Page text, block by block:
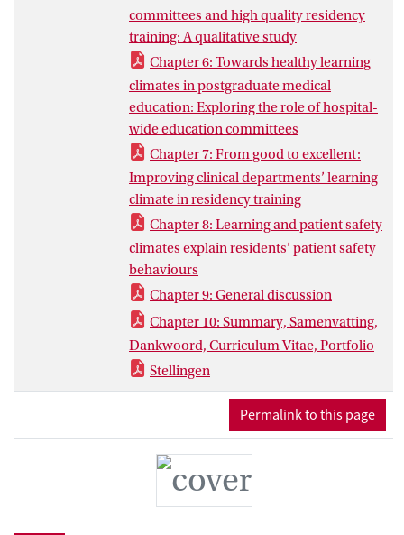
homogeniteit van scores, (5) centrale
opleidingscommissies hebben een sterke
strategische positie in het
opleidingsziekenhuis nodig om de
kwaliteit van medische
vervolgopleidingen te kunnen sturen, (6)
het thema opleiden moet prominenter op
de agenda van ziekenhuizen geplaatst
worden, (7) opleiderskwaliteiten spelen
een grote rol in de kwaliteit van het
opleidingsklimaat, (8) het onderzoeken
van specifieke klimaten naast het
construct ‘opleidingsklimaat’ geeft een
preciezer beeld van de mogelijke
gevolgen van het opleidingsklimaat, (9)
een ondersteunend opleidingsklimaat
kan bijdragen aan het gewenste
patiëntveiligheidsklimaat, en (10) een
ondersteunend opleidingsklimaat kan
verbeterinitiatieven voor het
patiëntveiligheidsklimaat ondersteunen
en zo indirect bijdragen aan
patiëntveiligheidsgedrag van aios. Wij
concluderen dat het opleidingsklimaat
committees and high quality residency
training: A qualitative study
Chapter 6: Towards healthy learning
climates in postgraduate medical
education: Exploring the role of hospital-
wide education committees
Chapter 7: From good to excellent:
Improving clinical departments’ learning
climate in residency training
Chapter 8: Learning and patient safety
climates explain residents’ patient safety
behaviours
Chapter 9: General discussion
Chapter 10: Summary, Samenvatting,
Dankwoord, Curriculum Vitae, Portfolio
Stellingen
Permalink to this page